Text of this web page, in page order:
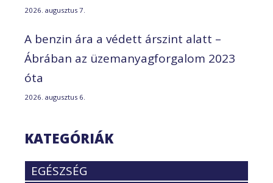
2026. augusztus 7.
A benzin ára a védett árszint alatt –
Ábrában az üzemanyagforgalom 2023
óta
2026. augusztus 6.
KATEGÓRIÁK
EGÉSZSÉG